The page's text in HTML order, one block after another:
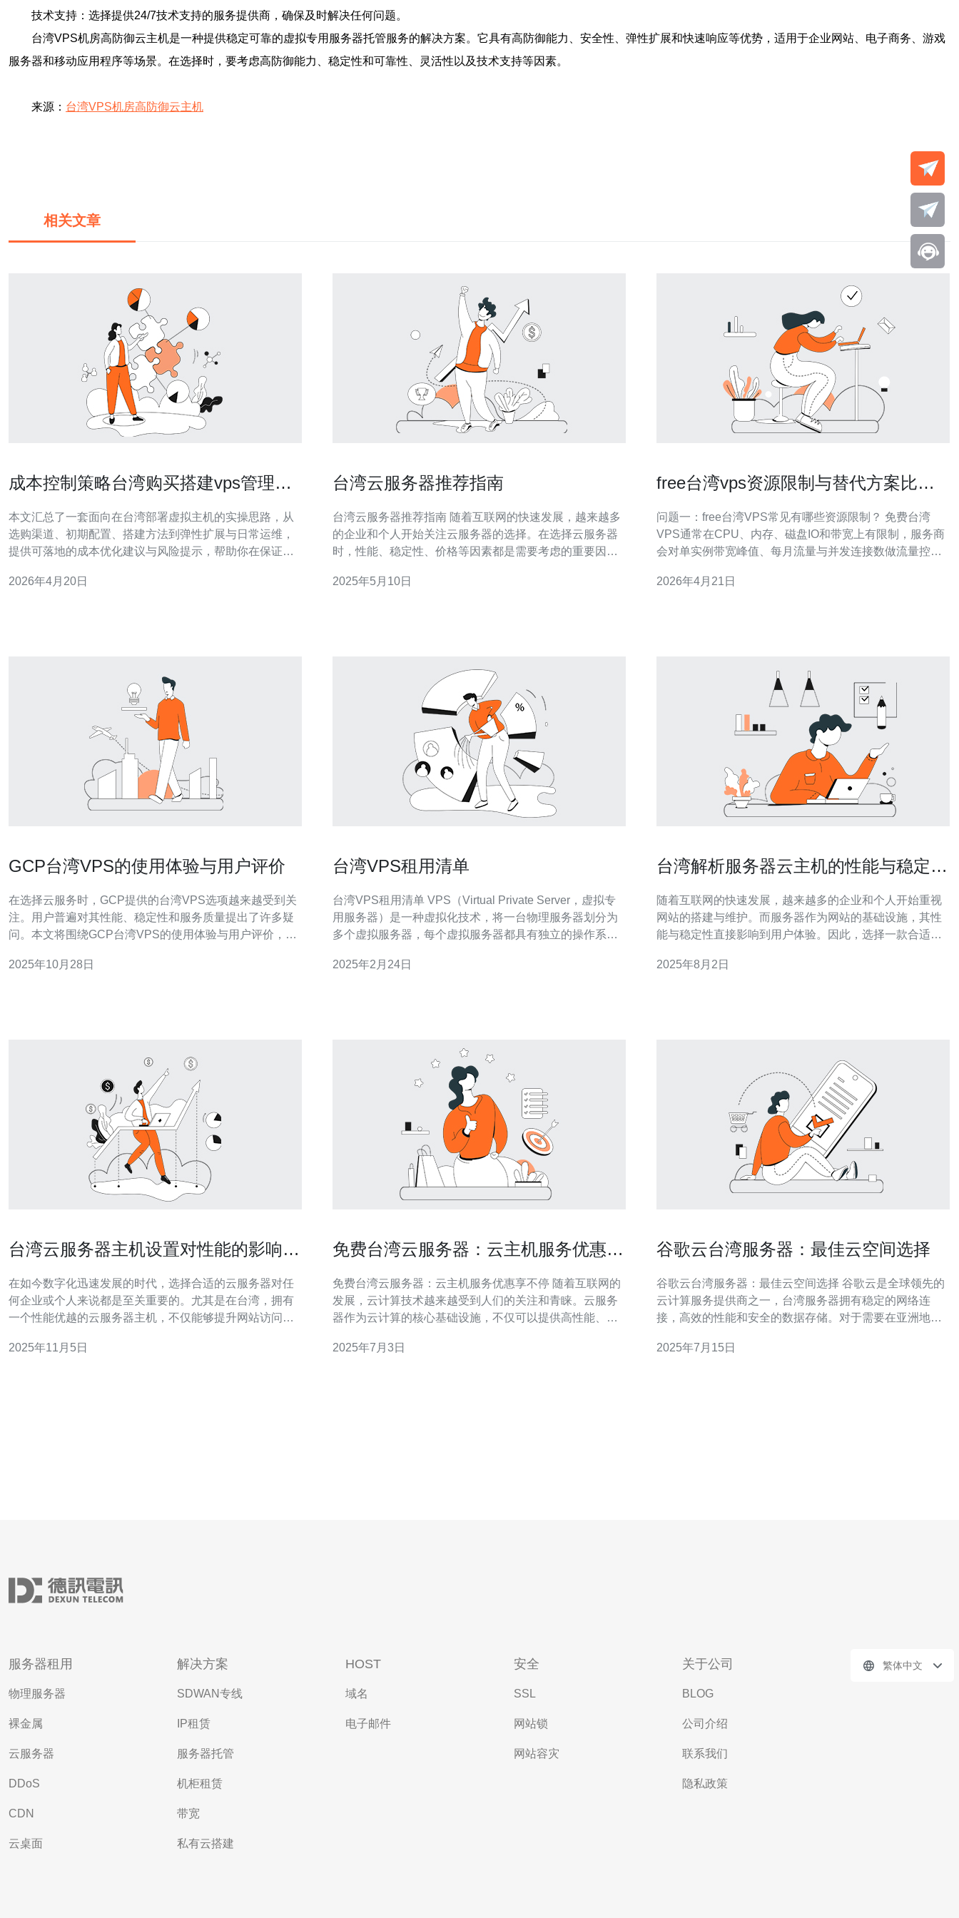
技术支持：选择提供24/7技术支持的服务提供商，确保及时解决任何问题。
台湾VPS机房高防御云主机是一种提供稳定可靠的虚拟专用服务器托管服务的解决方案。它具有高防御能力、安全性、弹性扩展和快速响应等优势，适用于企业网站、电子商务、游戏
服务器和移动应用程序等场景。在选择时，要考虑高防御能力、稳定性和可靠性、灵活性以及技术支持等因素。
来源： 台湾VPS机房高防御云主机
相关文章
成本控制策略台湾购买搭建vps管理合
本文汇总了一套面向在台湾部署虚拟主机的实操思路，从
选购渠道、初期配置、搭建方法到弹性扩展与日常运维，
提供可落地的成本优化建议与风险提示，帮助你在保证可
比高的台湾VPS，应该注意什么？ 购买时优先比较带宽计
2026年4月20日
台湾云服务器推荐指南
台湾云服务器推荐指南 随着互联网的快速发展，越来越多
的企业和个人开始关注云服务器的选择。在选择云服务器
时，性能、稳定性、价格等因素都是需要考虑的重要因
务器厂商，帮助您更好地选择合适的云服务器。 阿里云是
2025年5月10日
free台湾vps资源限制与替代方案比较
问题一：free台湾VPS常见有哪些资源限制？ 免费台湾
VPS通常在CPU、内存、磁盘IO和带宽上有限制，服务商
会对单实例带宽峰值、每月流量与并发连接数做流量控
快照功能也可能受限。对小型项目来说，这些限制会直接
2026年4月21日
GCP台湾VPS的使用体验与用户评价
在选择云服务时，GCP提供的台湾VPS选项越来越受到关
注。用户普遍对其性能、稳定性和服务质量提出了许多疑
问。本文将围绕GCP台湾VPS的使用体验与用户评价，回
据用户反馈，GCP台湾VPS在性能方面表现优异。许多用
2025年10月28日
台湾VPS租用清单
台湾VPS租用清单 VPS（Virtual Private Server，虚拟专
用服务器）是一种虚拟化技术，将一台物理服务器划分为
多个虚拟服务器，每个虚拟服务器都具有独立的操作系统
灵活的服务器环境。 台湾作为一个地理位置优越，互联网
2025年2月24日
台湾解析服务器云主机的性能与稳定性
随着互联网的快速发展，越来越多的企业和个人开始重视
网站的搭建与维护。而服务器作为网站的基础设施，其性
能与稳定性直接影响到用户体验。因此，选择一款合适的
进行深入的性能与稳定性评测。 首先，我们来看看台湾解
2025年8月2日
台湾云服务器主机设置对性能的影响分
在如今数字化迅速发展的时代，选择合适的云服务器对任
何企业或个人来说都是至关重要的。尤其是在台湾，拥有
一个性能优越的云服务器主机，不仅能够提升网站访问速
的主机设置进行详尽分析，探讨如何选择最佳配置以及最
2025年11月5日
免费台湾云服务器：云主机服务优惠享
免费台湾云服务器：云主机服务优惠享不停 随着互联网的
发展，云计算技术越来越受到人们的关注和青睐。云服务
器作为云计算的核心基础设施，不仅可以提供高性能、高
在，免费的台湾云服务器更是为用户带来了更多的选择和
2025年7月3日
谷歌云台湾服务器：最佳云空间选择
谷歌云台湾服务器：最佳云空间选择 谷歌云是全球领先的
云计算服务提供商之一，台湾服务器拥有稳定的网络连
接，高效的性能和安全的数据存储。对于需要在亚洲地区
的选择。 谷歌云台湾服务器采用先进的网络技术，确保稳
2025年7月15日
服务器租用
物理服务器
裸金属
云服务器
DDoS
CDN
云桌面
解决方案
SDWAN专线
IP租赁
服务器托管
机柜租赁
带宽
私有云搭建
HOST
域名
电子邮件
安全
SSL
网站锁
网站容灾
关于公司
BLOG
公司介绍
联系我们
隐私政策
繁体中文